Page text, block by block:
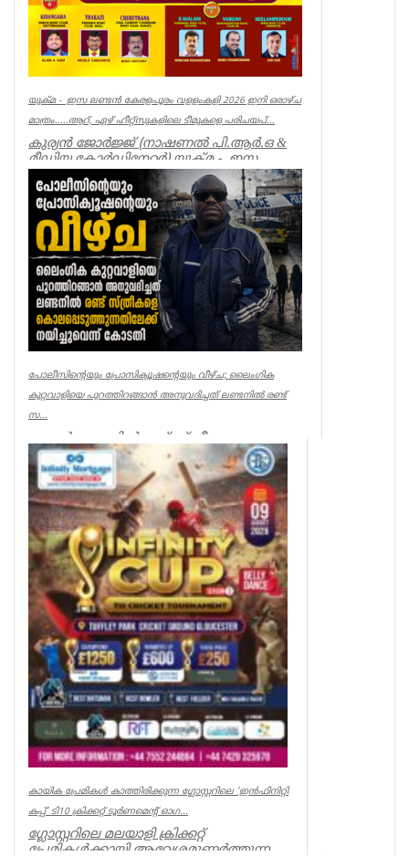
യുക്മ - ഇസ ലണ്ടൻ കേരളപൂരം വളളംകളി 2026 ഇനി ഒരാഴ്ച
മാത്രം.....ആറ്, ഏഴ് ഹീറ്റ്സുകളിലെ ടീമുകളെ പരിചയപ്...
കുര്യൻ ജോർജ്ജ് (നാഷണൽ പി.ആർ.ഒ &
മീഡിയ കോർഡിനേറ്റർ) യുക്മ - ഇസ
ലണ്ടൻ കേരളപൂരം വ...
Associations
പോലീസിന്റെയും പ്രോസിക്യൂഷന്റെയും വീഴ്ച; ലൈംഗിക
കുറ്റവാളിയെ പുറത്തിറങ്ങാൻ അനുവദിച്ചത് ലണ്ടനിൽ രണ്ട്
സ...
ലണ്ടൻ: ലണ്ടനിൽ രണ്ട് സ്ത്രീകളെ
കൊലപ്പെടുത്തിയ സംഭവത്തിൽ
പോലീസിനും പ്രോസിക്യൂഷനും ഗുരുതര
വീഴ്ച്ച സംഭ...
UK NEWS
കായിക പ്രേമികള്‍ കാത്തിരിക്കുന്ന ഗ്ലോസ്റ്ററിലെ 'ഇന്‍ഫിനിറ്റി
കപ്പ്' ടി10 ക്രിക്കറ്റ് ടൂര്‍ണമെന്റ് ഓഗ...
ഗ്ലോസ്റ്ററിലെ മലയാളി ക്രിക്കറ്റ്
പ്രേമികള്‍ക്കായി ആവേശമുണര്‍ത്തുന്ന